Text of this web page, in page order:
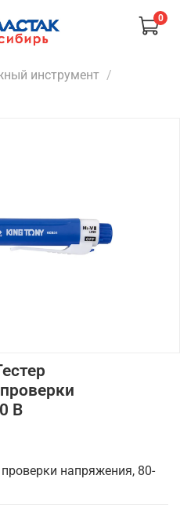
0
инструмент
В
напряжения, 80-